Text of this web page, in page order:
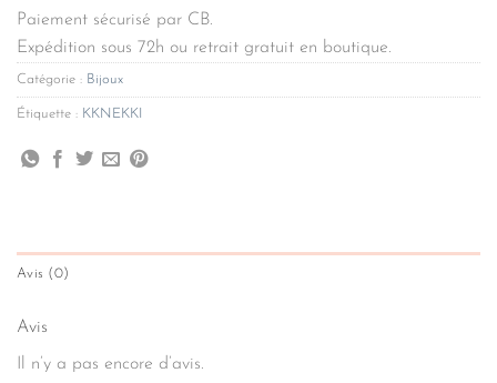
Paiement sécurisé par CB.
Expédition sous 72h ou retrait gratuit en boutique.
Catégorie : Bijoux
Étiquette : KKNEKKI
Avis (0)
Avis
Il n’y a pas encore d’avis.